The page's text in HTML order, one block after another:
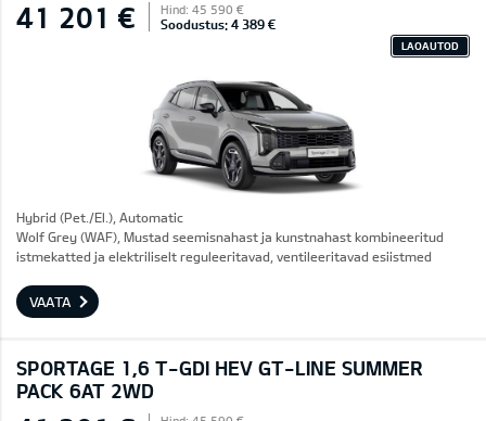
41 201 € Hind: 45 590 €
Soodustus: 4 389 €
LAOAUTOD
Hybrid (Pet./El.), Automatic
Wolf Grey (WAF), Mustad seemisnahast ja kunstnahast kombineeritud
istmekatted ja elektriliselt reguleeritavad, ventileeritavad esiistmed
VAATA
SPORTAGE 1,6 T-GDI HEV GT-LINE SUMMER
PACK 6AT 2WD